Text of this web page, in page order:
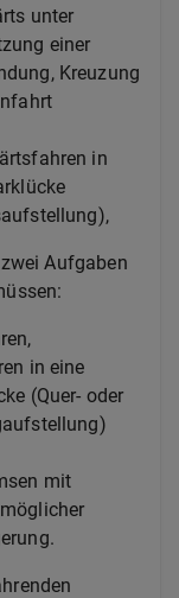
unter
einer
Kreuzung
in
Aufgaben
in eine
(Quer- oder
mit